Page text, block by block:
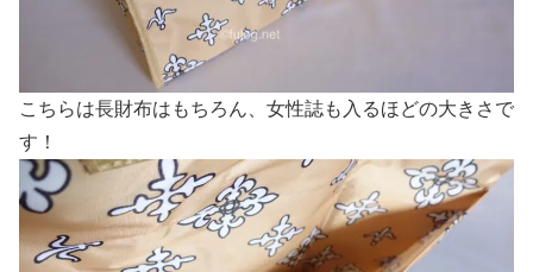
こちらは長財布はもちろん、女性誌も入るほどの大きさで
す！